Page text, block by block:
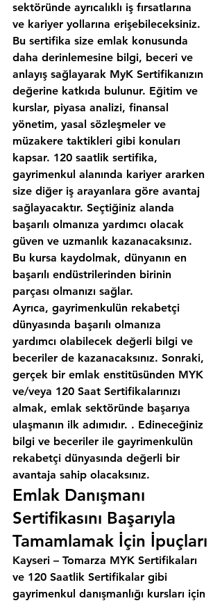
sektöründe ayrıcalıklı iş fırsatlarına
ve kariyer yollarına erişebileceksiniz.
Bu sertifika size emlak konusunda
daha derinlemesine bilgi, beceri ve
anlayış sağlayarak MyK Sertifikanızın
değerine katkıda bulunur. Eğitim ve
kurslar, piyasa analizi, finansal
yönetim, yasal sözleşmeler ve
müzakere taktikleri gibi konuları
kapsar. 120 saatlik sertifika,
gayrimenkul alanında kariyer ararken
size diğer iş arayanlara göre avantaj
sağlayacaktır. Seçtiğiniz alanda
başarılı olmanıza yardımcı olacak
güven ve uzmanlık kazanacaksınız.
Bu kursa kaydolmak, dünyanın en
başarılı endüstrilerinden birinin
parçası olmanızı sağlar.
Ayrıca, gayrimenkulün rekabetçi
dünyasında başarılı olmanıza
yardımcı olabilecek değerli bilgi ve
beceriler de kazanacaksınız. Sonraki,
gerçek bir emlak enstitüsünden MYK
ve/veya 120 Saat Sertifikalarınızı
almak, emlak sektöründe başarıya
ulaşmanın ilk adımıdır. . Edineceğiniz
bilgi ve beceriler ile gayrimenkulün
rekabetçi dünyasında değerli bir
avantaja sahip olacaksınız.
Emlak Danışmanı
Sertifikasını Başarıyla
Tamamlamak İçin İpuçları
Kayseri – Tomarza MYK Sertifikaları
ve 120 Saatlik Sertifikalar gibi
gayrimenkul danışmanlığı kursları için